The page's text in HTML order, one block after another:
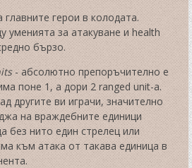
герои в колодата.
уменията за атакуване и health
бързо.
- абсолютно препоръчително е
поне 1, а дори 2 ranged unit-а.
другите ви играчи, значително
на враждебните единици
без нито един стрелец или
към атака от такава единица в